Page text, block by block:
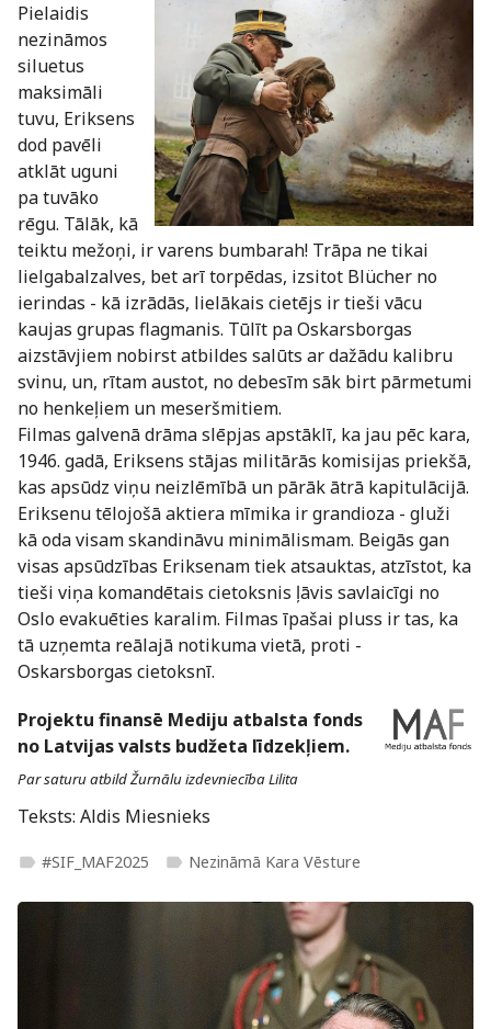
Pielaidis
nezināmos
siluetus
maksimāli
tuvu, Eriksens
dod pavēli
atklāt uguni
pa tuvāko
rēgu. Tālāk, kā
teiktu mežoņi, ir varens bumbarah! Trāpa ne tikai
lielgabalzalves, bet arī torpēdas, izsitot Blücher no
ierindas - kā izrādās, lielākais cietējs ir tieši vācu
kaujas grupas flagmanis. Tūlīt pa Oskarsborgas
aizstāvjiem nobirst atbildes salūts ar dažādu kalibru
svinu, un, rītam austot, no debesīm sāk birt pārmetumi
no henkeļiem un meseršmitiem.
Filmas galvenā drāma slēpjas apstāklī, ka jau pēc kara,
1946. gadā, Eriksens stājas militārās komisijas priekšā,
kas apsūdz viņu neizlēmībā un pārāk ātrā kapitulācijā.
Eriksenu tēlojošā aktiera mīmika ir grandioza - gluži
kā oda visam skandināvu minimālismam. Beigās gan
visas apsūdzības Eriksenam tiek atsauktas, atzīstot, ka
tieši viņa komandētais cietoksnis ļāvis savlaicīgi no
Oslo evakuēties karalim. Filmas īpašai pluss ir tas, ka
tā uzņemta reālajā notikuma vietā, proti -
Oskarsborgas cietoksnī.
Projektu finansē Mediju atbalsta fonds
no Latvijas valsts budžeta līdzekļiem.
Par saturu atbild Žurnālu izdevniecība Lilita
Teksts: Aldis Miesnieks
label #SIF_MAF2025 label Nezināmā Kara Vēsture